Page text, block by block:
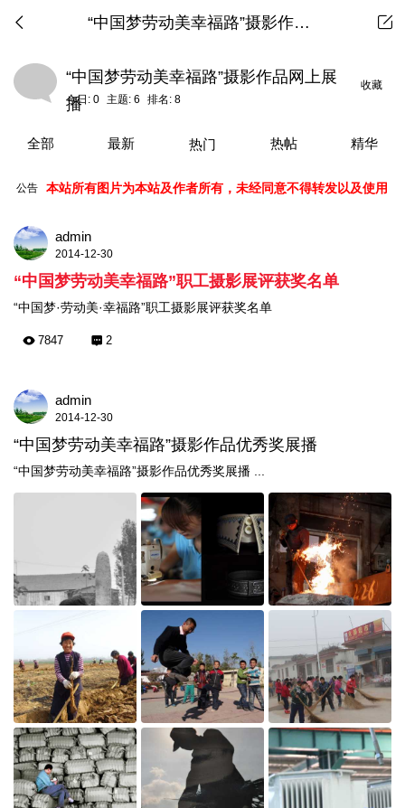
“中国梦劳动美幸福路”摄影作品网上展播
收藏
“中国梦劳动美幸福路”摄影作品网上展
播
今日: 0 主题: 6 排名: 8
全部 最新 热门 热帖 精华
公告 本站所有图片为本站及作者所有，未经同意不得转发以及使用
admin
2014-12-30
“中国梦劳动美幸福路”职工摄影展评获奖名单
“中国梦·劳动美·幸福路”职工摄影展评获奖名单
7847 2
admin
2014-12-30
“中国梦劳动美幸福路”摄影作品优秀奖展播
“中国梦劳动美幸福路”摄影作品优秀奖展播 ...